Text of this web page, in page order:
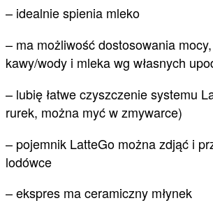
– idealnie spienia mleko
– ma możliwość dostosowania
kawy/wody i mleka wg własnych
– lubię łatwe czyszczenie systemu
rurek, można myć w zmywarce)
– pojemnik LatteGo można zdjąć i
lodówce
– ekspres ma ceramiczny młynek